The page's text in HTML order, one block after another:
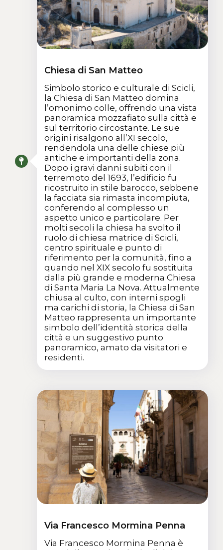
Chiesa di San Matteo
Simbolo storico e culturale di Scicli,
la Chiesa di San Matteo domina
l’omonimo colle, offrendo una vista
panoramica mozzafiato sulla città e
sul territorio circostante. Le sue
origini risalgono all’XI secolo,
rendendola una delle chiese più
antiche e importanti della zona.
Dopo i gravi danni subiti con il
terremoto del 1693, l’edificio fu
ricostruito in stile barocco, sebbene
la facciata sia rimasta incompiuta,
conferendo al complesso un
aspetto unico e particolare. Per
molti secoli la chiesa ha svolto il
ruolo di chiesa matrice di Scicli,
centro spirituale e punto di
riferimento per la comunità, fino a
quando nel XIX secolo fu sostituita
dalla più grande e moderna Chiesa
di Santa Maria La Nova. Attualmente
chiusa al culto, con interni spogli
ma carichi di storia, la Chiesa di San
Matteo rappresenta un importante
simbolo dell’identità storica della
città e un suggestivo punto
panoramico, amato da visitatori e
residenti.
Via Francesco Mormina Penna
Via Francesco Mormina Penna è